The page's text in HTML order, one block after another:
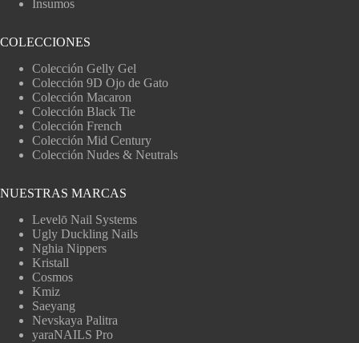
Insumos
COLECCIONES
Colección Gelly Gel
Colección 9D Ojo de Gato
Colección Macaron
Colección Black Tie
Colección French
Colección Mid Century
Colección Nudes & Neutrals
NUESTRAS MARCAS
Levelō Nail Systems
Ugly Duckling Nails
Nghia Nippers
Kristall
Cosmos
Kmiz
Saeyang
Nevskaya Palitra
yaraNAILS Pro